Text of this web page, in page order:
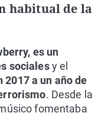
habitual de la
es un
socialesy el
2017 a un año de
. Desde la
fomentaba